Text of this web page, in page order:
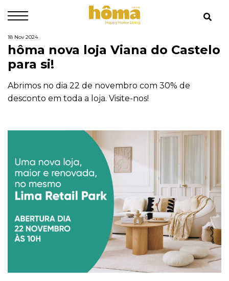
18 Nov 2024
hôma nova loja Viana do Castelo
para si!
Abrimos no dia 22 de novembro com 30% de
desconto em toda a loja. Visite-nos!